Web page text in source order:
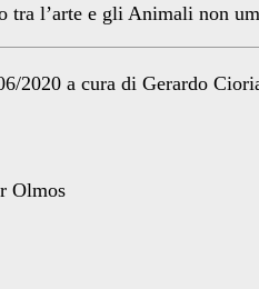
tra l’arte e gli Animali non
2020 a cura di Gerardo
Olmos